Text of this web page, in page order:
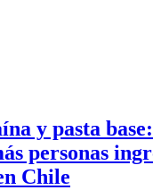
y pasta
personas
Chile